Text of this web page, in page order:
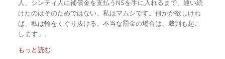
人、シンティ人に補償金を支払うNSを手に入れるまで、通い続
けたのはそのためではない。私はマムシです。何かが欲しけれ
ば、私は輪をくぐり抜ける。不当な罰金の場合は、裁判も起こ
します」。
もっと読む